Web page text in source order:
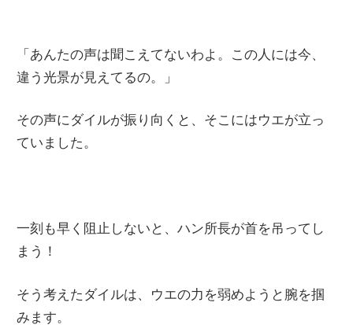
「あんたの声は聞こえてないわよ。この人には今、
違う光景が見えてるの。」
その声にダイルが振り向くと、そこにはウエが立っ
ていました。
一刻も早く阻止しないと、ハン所長が首を吊ってし
まう！
そう考えたダイルは、ウエの力を弱めようと腕を掴
みます。